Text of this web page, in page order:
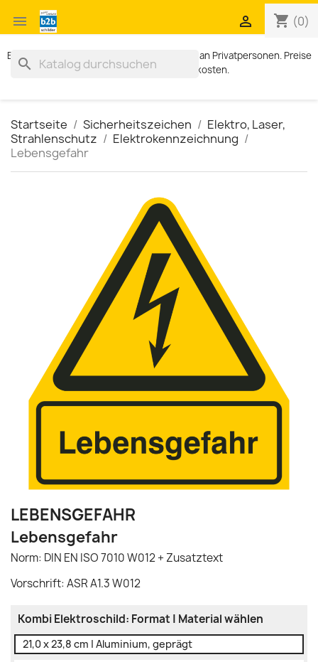
 shopping_cart (0)

Exklusiv für Geschäftskunden. Kein Verkauf an Privatpersonen. Preise
zzgl. MWST und Versandkosten.
search
Startseite Sicherheitszeichen
Elektro, Laser,
Strahlenschutz
Elektrokennzeichnung
Lebensgefahr
LEBENSGEFAHR
Lebensgefahr
Norm: DIN EN ISO 7010 W012 + Zusatztext
Vorschrift: ASR A1.3 W012
Kombi Elektroschild: Format | Material wählen
21,0 x 23,8 cm | Aluminium, geprägt